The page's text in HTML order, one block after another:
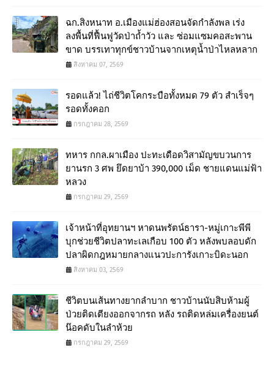
ฉก.สิงหนาท อ.เมืองแม่ฮ่องสอนจัดกำลังพล เร่ง
ลงพื้นที่ฟื้นฟูวัดป่าถ้ำวัว และ ซ่อมแซมคอสะพาน
ขาด บรรเทาทุกข์ชาวบ้านจากเหตุน้ำป่าไหลหลาก
สิงหาคม 07, 2569
รอดแล้ว! ไถ่ชีวิตโคกระบือทั้งหมด 79 ตัว สำเร็จๆ
รอดทั้งคอก
กรกฎาคม 28, 2569
ทหาร กกล.ผาเมือง ปะทะเดือดวิสามัญขบวนการ
ยานรก 3 ศพ ยึดยาบ้า 390,000 เม็ด ชายแดนแม่ฟ้า
หลวง
กรกฎาคม 29, 2569
เจ้าหน้าที่อุทยานฯ หาดนพรัตน์ธารา-หมู่เกาะพีพี
บุกช่วยชีวิตปลาทะเลเกือบ 100 ตัว หลังพบลอบดัก
ปลาผิดกฎหมายกลางแนวปะการังเกาะบิดะนอก
สิงหาคม 03, 2569
ชีวิตบนเส้นทางยากลำบาก ชาวบ้านนับสิบห้ามผู้
ป่วยติดเตียงออกจากรถ หลัง รถติดหล่มเครื่องยนต์
น๊อคดับในลำห้วย
กรกฎาคม 29, 2569